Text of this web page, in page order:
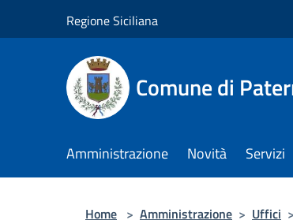
Regione Siciliana
Comune di
Amministrazione Novità Servizi
Home > Amministrazione > Uffici >